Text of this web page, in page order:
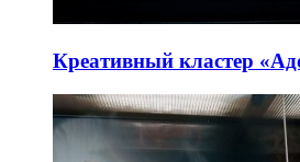
Креативный кластер